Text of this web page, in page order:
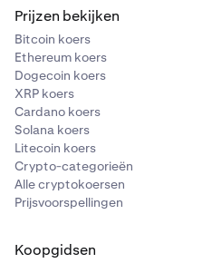
Prijzen bekijken
Bitcoin koers
Ethereum koers
Dogecoin koers
XRP koers
Cardano koers
Solana koers
Litecoin koers
Crypto-categorieën
Alle cryptokoersen
Prijsvoorspellingen
Koopgidsen